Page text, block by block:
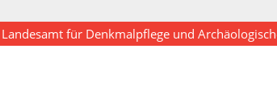
für Denkmalpflege und